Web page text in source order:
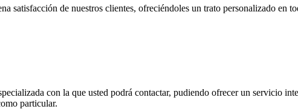
satisfacción de nuestros clientes, ofreciéndoles un trato personalizado en
con la que usted podrá contactar, pudiendo ofrecer un servicio
particular.